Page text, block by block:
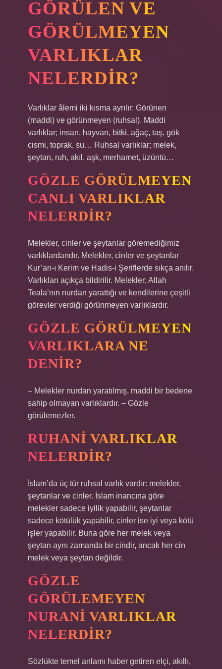
GÖRÜLEN VE
GÖRÜLMEYEN
VARLIKLAR
NELERDIR?
Varlıklar âlemi iki kısma ayrılır: Görünen
(maddi) ve görünmeyen (ruhsal). Maddi
varlıklar; insan, hayvan, bitki, ağaç, taş, gök
cismi, toprak, su… Ruhsal varlıklar; melek,
şeytan, ruh, akıl, aşk, merhamet, üzüntü…
GÖZLE GÖRÜLMEYEN
CANLI VARLIKLAR
NELERDIR?
Melekler, cinler ve şeytanlar göremediğimiz
varlıklardandır. Melekler, cinler ve şeytanlar
Kur’an-ı Kerim ve Hadis-i Şeriflerde sıkça anılır.
Varlıkları açıkça bildirilir. Melekler; Allah
Teala’nın nurdan yarattığı ve kendilerine çeşitli
görevler verdiği görünmeyen varlıklardır.
GÖZLE GÖRÜLMEYEN
VARLIKLARA NE
DENIR?
– Melekler nurdan yaratılmış, maddi bir bedene
sahip olmayan varlıklardır. – Gözle
görülemezler.
RUHANI VARLIKLAR
NELERDIR?
İslam’da üç tür ruhsal varlık vardır: melekler,
şeytanlar ve cinler. İslam inancına göre
melekler sadece iyilik yapabilir, şeytanlar
sadece kötülük yapabilir, cinler ise iyi veya kötü
işler yapabilir. Buna göre her melek veya
şeytan aynı zamanda bir cindir, ancak her cin
melek veya şeytan değildir.
GÖZLE
GÖRÜLEMEYEN
NURANI VARLIKLAR
NELERDIR?
Sözlükte temel anlamı haber getiren elçi, akıllı,